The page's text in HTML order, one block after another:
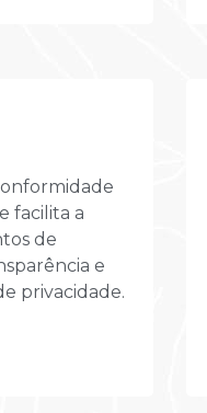
facilita a
de
e
privacidade.